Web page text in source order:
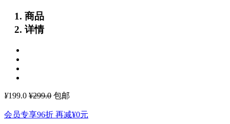
商品
详情
¥199.0 ¥299.0 包邮
会员专享96折 再减¥0元